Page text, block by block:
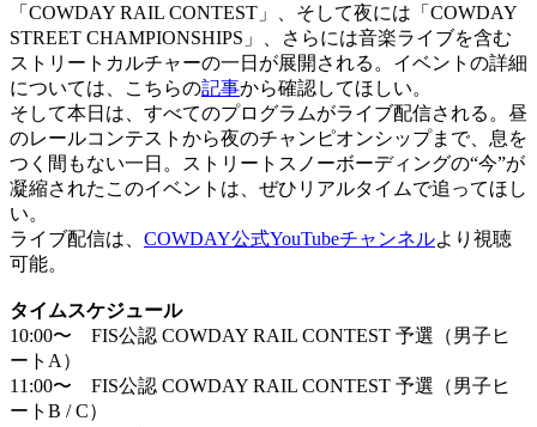
「COWDAY RAIL CONTEST」、そして夜には「COWDAY
STREET CHAMPIONSHIPS」、さらには音楽ライブを含む
ストリートカルチャーの一日が展開される。イベントの詳細
については、こちらの記事から確認してほしい。
そして本日は、すべてのプログラムがライブ配信される。昼
のレールコンテストから夜のチャンピオンシップまで、息を
つく間もない一日。ストリートスノーボーディングの“今”が
凝縮されたこのイベントは、ぜひリアルタイムで追ってほし
い。
ライブ配信は、 COWDAY公式YouTubeチャンネルより視聴
可能。
タイムスケジュール
10:00〜 FIS公認 COWDAY RAIL CONTEST 予選（男子ヒ
ートA）
11:00〜 FIS公認 COWDAY RAIL CONTEST 予選（男子ヒ
ートB / C）